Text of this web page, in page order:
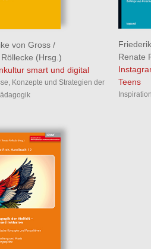
von Gross/
(Hrsg.)
smart und digital
Konzepte und Strategien der
Renate
Teens